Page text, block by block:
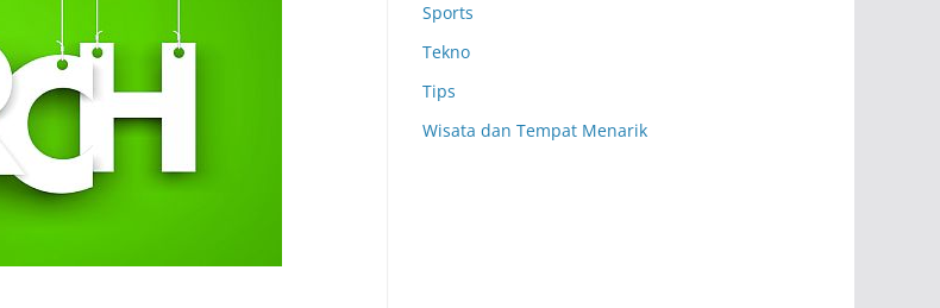
Sports
Tekno
Tips
Wisata dan Tempat Menarik